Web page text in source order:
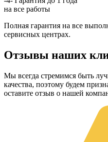
на все работы
Полная гарантия на все
сервисных центрах.
Отзывы наших
Мы всегда стремимся быть
качества, поэтому будем
оставите отзыв о нашей